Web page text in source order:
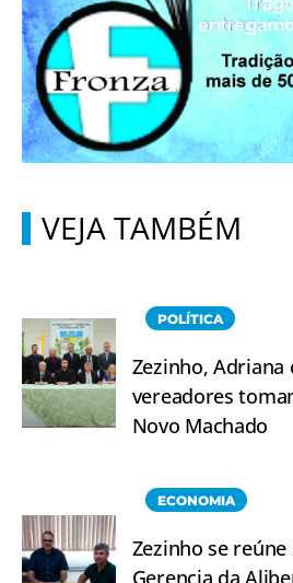
VEJA TAMBÉM
POLÍTICA
Zezinho, Adriana
vereadores
Novo Machado
ECONOMIA
Zezinho se reúne